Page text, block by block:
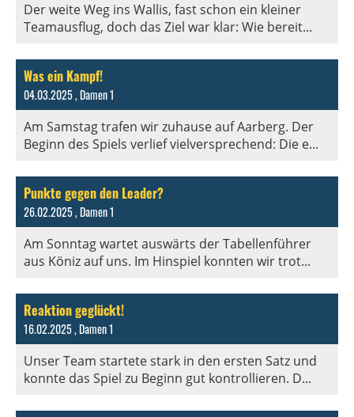
Der weite Weg ins Wallis, fast schon ein kleiner
Teamausflug, doch das Ziel war klar: Wie bereit...
Was ein Kampf!
04.03.2025, Damen 1
Am Samstag trafen wir zuhause auf Aarberg. Der
Beginn des Spiels verlief vielversprechend: Die e...
Punkte gegen den Leader?
26.02.2025, Damen 1
Am Sonntag wartet auswärts der Tabellenführer
aus Köniz auf uns. Im Hinspiel konnten wir trot...
Reaktion geglückt!
16.02.2025, Damen 1
Unser Team startete stark in den ersten Satz und
konnte das Spiel zu Beginn gut kontrollieren. D...